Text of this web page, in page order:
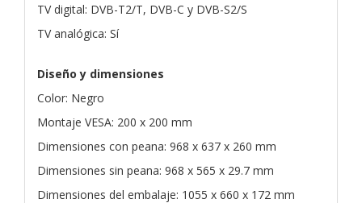
TV digital: DVB-T2/T, DVB-C y DVB-S2/S
TV analógica: Sí
Diseño y dimensiones
Color: Negro
Montaje VESA: 200 x 200 mm
Dimensiones con peana: 968 x 637 x 260 mm
Dimensiones sin peana: 968 x 565 x 29.7 mm
Dimensiones del embalaje: 1055 x 660 x 172 mm